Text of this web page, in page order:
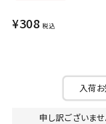
¥308 税込
入荷お
申し訳ございま